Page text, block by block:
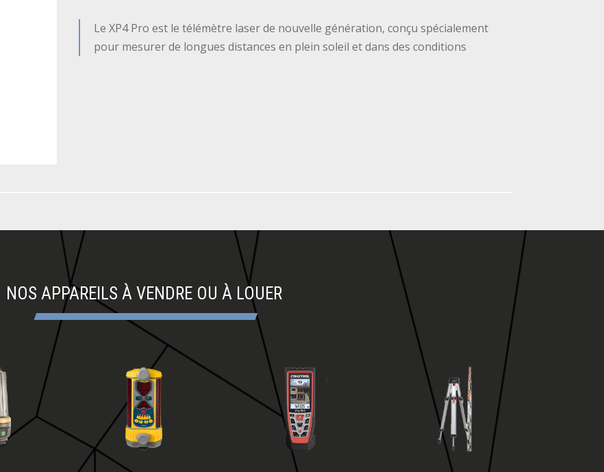
Le XP4 Pro est le télémètre laser de nouvelle génération, conçu spécialement
pour mesurer de longues distances en plein soleil et dans des conditions
NOS APPAREILS À VENDRE OU À LOUER